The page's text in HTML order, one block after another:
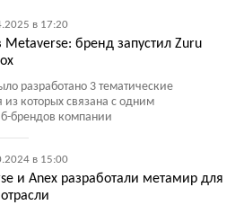
в 17:20
Metaverse: бренд запустил Zuru
разработано 3 тематические
которых связана с одним
брендов компании
в 15:00
и Anex разработали метамир для